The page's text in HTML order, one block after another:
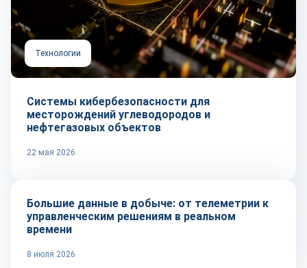
Технологии
Системы кибербезопасности для
месторождений углеводородов и
нефтегазовых объектов
22 мая 2026
Технологии
Большие данные в добыче: от телеметрии к
управленческим решениям в реальном
времени
8 июля 2026